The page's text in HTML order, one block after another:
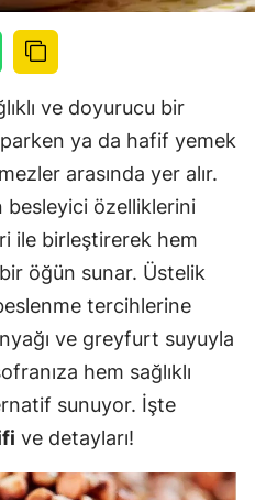
ve doyurucu bir
ya da hafif yemek
arasında yer alır.
besleyici özelliklerini
ile birleştirerek hem
öğün sunar. Üstelik
tercihlerine
ve greyfurt suyuyla
hem sağlıklı
sunuyor. İşte
ve detayları!